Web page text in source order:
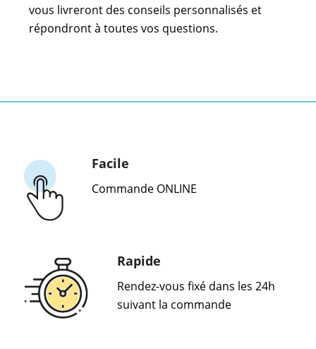
vous livreront des conseils personnalisés et
répondront à toutes vos questions.
Facile
Commande ONLINE
Rapide
Rendez-vous fixé dans les 24h
suivant la commande